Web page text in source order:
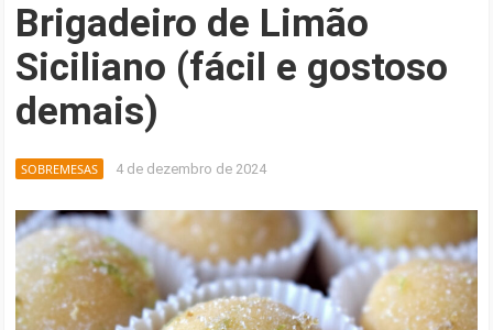
Brigadeiro de Limão
Siciliano (fácil e gostoso
demais)
SOBREMESAS 4 de dezembro de 2024